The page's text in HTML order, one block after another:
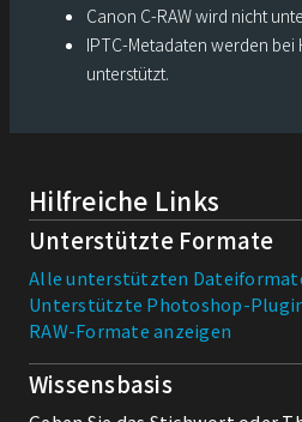
Canon C-RAW wird nicht
IPTC-Metadaten werden bei
unterstützt.
Hilfreiche Links
Unterstützte Formate
Alle unterstützten
Unterstützte Photoshop-
RAW-Formate anzeigen
Wissensbasis